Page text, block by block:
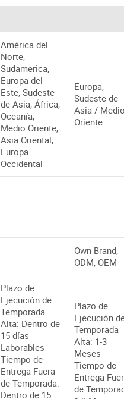
América del
Norte,
Sudamerica,
Europa del
Este, Sudeste
de Asia, África,
Oceanía,
Medio Oriente,
Asia Oriental,
Europa
Occidental
Europa,
Sudeste de
Asia /
Oriente
- -
-
Own Brand,
ODM, OEM
Plazo de
Ejecución de
Temporada
Alta: Dentro de
15 días
Laborables
Tiempo de
Entrega Fuera
de Temporada:
Dentro de 15
Plazo de
Ejecución
Temporada
Alta: 1-3
Meses
Tiempo de
Entrega
de